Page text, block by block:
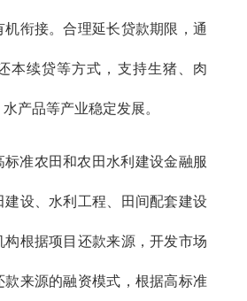
机衔接。合理延长贷款期限，通
本续贷等方式，支持生猪、肉
产品等产业稳定发展。
标准农田和农田水利建设金融服
建设、水利工程、田间配套建设
构根据项目还款来源，开发市场
款来源的融资模式，根据高标准